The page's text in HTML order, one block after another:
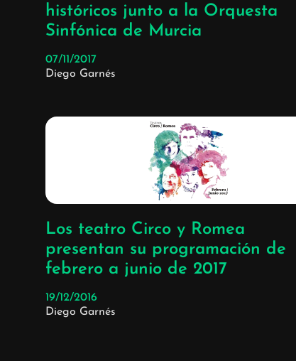
históricos junto a la Orquesta
Sinfónica de Murcia
07/11/2017
Diego Garnés
Los teatro Circo y Romea
presentan su programación de
febrero a junio de 2017
19/12/2016
Diego Garnés